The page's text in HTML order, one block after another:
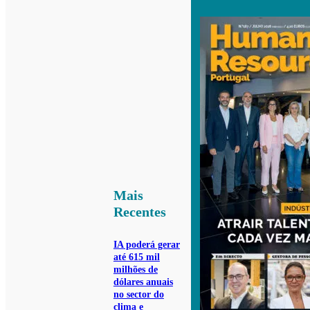
Mais
Recentes
IA poderá gerar
até 615 mil
milhões de
dólares anuais
no sector do
clima e